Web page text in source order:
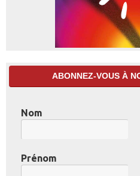
ABONNEZ-VOUS À
Nom
Prénom